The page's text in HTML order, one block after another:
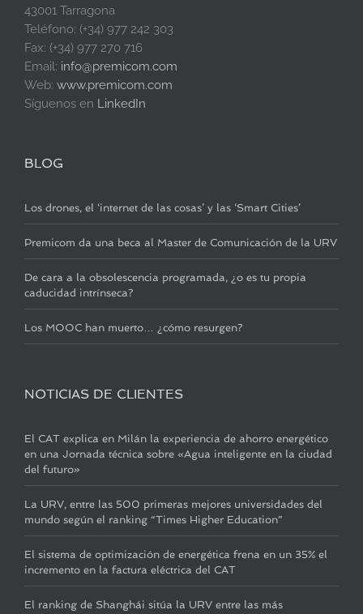
43001 Tarragona
Teléfono: (+34) 977 242 303
Fax: (+34) 977 270 716
Email: info@premicom.com
Web: www.premicom.com
Síguenos en LinkedIn
BLOG
Los drones, el ‘internet de las cosas’ y las ‘Smart Cities’
Premicom da una beca al Master de Comunicación de la URV
De cara a la obsolescencia programada, ¿o es tu propia
caducidad intrínseca?
Los MOOC han muerto… ¿cómo resurgen?
NOTICIAS DE CLIENTES
El CAT explica en Milán la experiencia de ahorro energético
en una Jornada técnica sobre «Agua inteligente en la ciudad
del futuro»
La URV, entre las 500 primeras mejores universidades del
mundo según el ranking “Times Higher Education”
El sistema de optimización de energética frena en un 35% el
incremento en la factura eléctrica del CAT
El ranking de Shanghái sitúa la URV entre las más